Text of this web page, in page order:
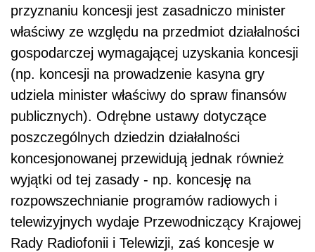
przyznaniu koncesji jest zasadniczo minister
właściwy ze względu na przedmiot działalności
gospodarczej wymagającej uzyskania koncesji
(np. koncesji na prowadzenie kasyna gry
udziela minister właściwy do spraw finansów
publicznych). Odrębne ustawy dotyczące
poszczególnych dziedzin działalności
koncesjonowanej przewidują jednak również
wyjątki od tej zasady - np. koncesję na
rozpowszechnianie programów radiowych i
telewizyjnych wydaje Przewodniczący Krajowej
Rady Radiofonii i Telewizji, zaś koncesje w